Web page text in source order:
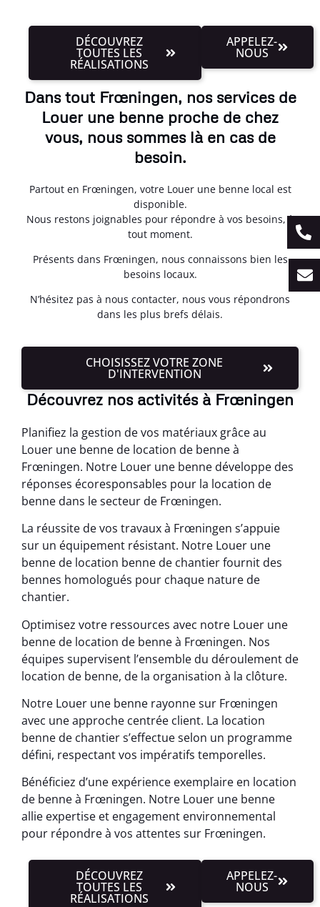
DÉCOUVREZ
TOUTES LES
RÉALISATIONS
APPELEZ-
NOUS
Dans tout Frœningen, nos services de
Louer une benne proche de chez
vous, nous sommes là en cas de
besoin.
Partout en Frœningen, votre Louer une benne local est
disponible.
Nous restons joignables pour répondre à vos besoins, à
tout moment.
Présents dans Frœningen, nous connaissons bien les
besoins locaux.
N’hésitez pas à nous contacter, nous vous répondrons
dans les plus brefs délais.
CHOISISSEZ VOTRE ZONE
D'INTERVENTION
Découvrez nos activités à Frœningen
Planifiez la gestion de vos matériaux grâce au
Louer une benne de location de benne à
Frœningen. Notre Louer une benne développe des
réponses écoresponsables pour la location de
benne dans le secteur de Frœningen.
La réussite de vos travaux à Frœningen s’appuie
sur un équipement résistant. Notre Louer une
benne de location benne de chantier fournit des
bennes homologués pour chaque nature de
chantier.
Optimisez votre ressources avec notre Louer une
benne de location de benne à Frœningen. Nos
équipes supervisent l’ensemble du déroulement de
location de benne, de la organisation à la clôture.
Notre Louer une benne rayonne sur Frœningen
avec une approche centrée client. La location
benne de chantier s’effectue selon un programme
défini, respectant vos impératifs temporelles.
Bénéficiez d’une expérience exemplaire en location
de benne à Frœningen. Notre Louer une benne
allie expertise et engagement environnemental
pour répondre à vos attentes sur Frœningen.
DÉCOUVREZ
TOUTES LES
RÉALISATIONS
APPELEZ-
NOUS